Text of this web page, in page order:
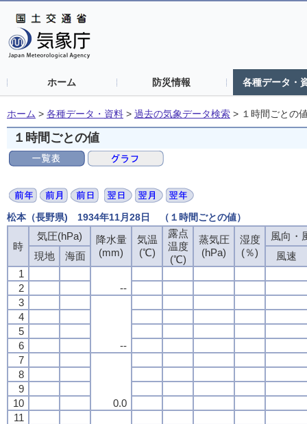
ホーム 防災情報 各種データ・
ホーム > 各種データ・資料 > 過去の気象データ検索 > １時間ごとの
１時間ごとの値
松本（長野県) 1934年11月28日 （１時間ごとの値）
時
気圧(hPa)
降水量
(mm)
気温
(℃)
露点
温度
(℃)
蒸気圧
(hPa)
湿度
(％)
風向・
現地
海面
風速
1
--
2
3
--
4
5
6
7
0.0
8
9
10
11